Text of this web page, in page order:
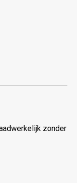
zonder